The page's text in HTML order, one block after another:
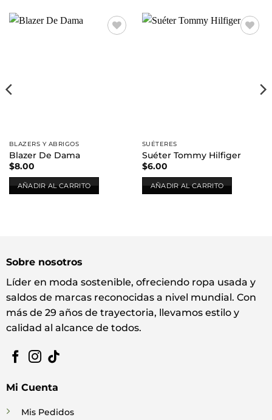
BLAZERS Y ABRIGOS
Blazer De Dama
$8.00
AÑADIR AL CARRITO
SUÉTERES
Suéter Tommy Hilfiger
$6.00
AÑADIR AL CARRITO
Sobre nosotros
Líder en moda sostenible, ofreciendo ropa usada y
saldos de marcas reconocidas a nivel mundial. Con
más de 29 años de trayectoria, llevamos estilo y
calidad al alcance de todos.
Mi Cuenta
Mis Pedidos